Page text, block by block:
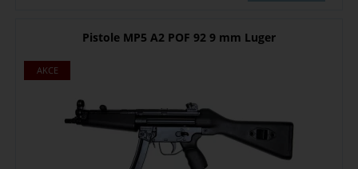
Pistole MP5 A2 POF 92 9 mm Luger